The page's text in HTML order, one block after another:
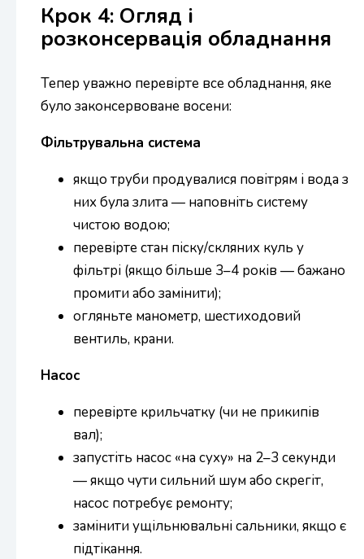
Крок 4: Огляд і
розконсервація обладнання
Тепер уважно перевірте все обладнання, яке
було законсервоване восени:
Фільтрувальна система
якщо труби продувалися повітрям і вода з
них була злита — наповніть систему
чистою водою;
перевірте стан піску/скляних куль у
фільтрі (якщо більше 3–4 років — бажано
промити або замінити);
огляньте манометр, шестиходовий
вентиль, крани.
Насос
перевірте крильчатку (чи не прикипів
вал);
запустіть насос «на суху» на 2–3 секунди
— якщо чути сильний шум або скрегіт,
насос потребує ремонту;
замінити ущільнювальні сальники, якщо є
підтікання.